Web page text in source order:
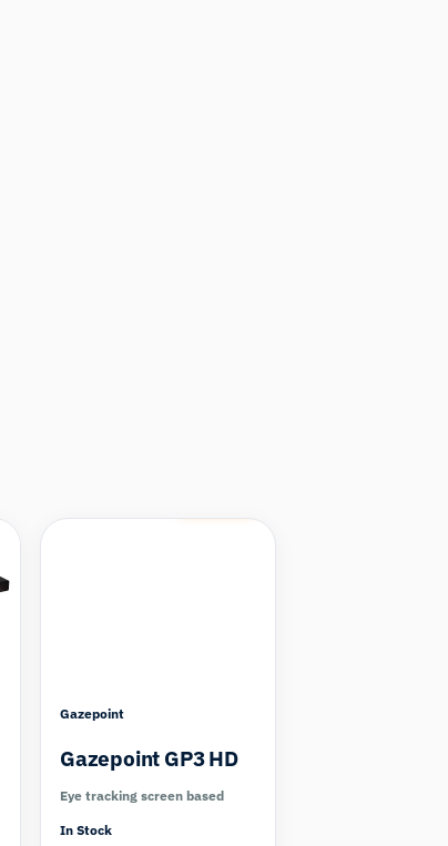
Gazepoint
Gazepoint GP3 HD
Eye tracking screen based
In Stock